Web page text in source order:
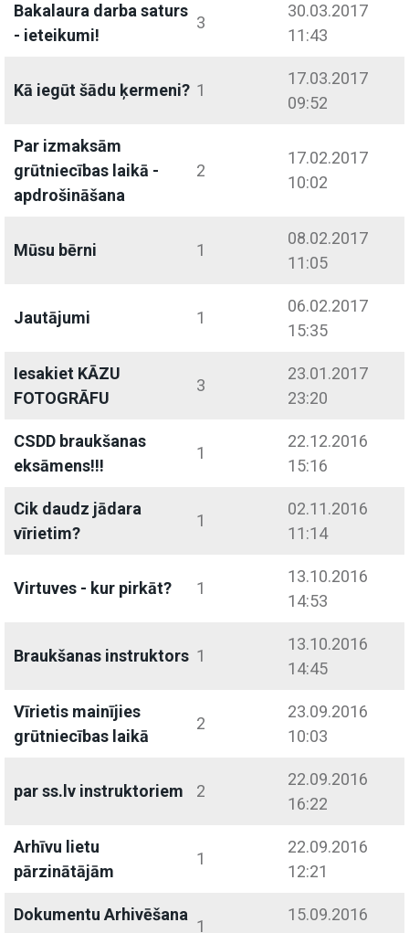
Bakalaura darba saturs
- ieteikumi!
3
30.03.2017
11:43
Kā iegūt šādu ķermeni? 1
17.03.2017
09:52
Par izmaksām
grūtniecības laikā -
apdrošināšana
2
17.02.2017
10:02
Mūsu bērni 1
08.02.2017
11:05
Jautājumi 1
06.02.2017
15:35
Iesakiet KĀZU
FOTOGRĀFU
3
23.01.2017
23:20
CSDD braukšanas
eksāmens!!!
1
22.12.2016
15:16
Cik daudz jādara
vīrietim?
1
02.11.2016
11:14
Virtuves - kur pirkāt? 1
13.10.2016
14:53
Braukšanas instruktors 1
13.10.2016
14:45
Vīrietis mainījies
grūtniecības laikā
2
23.09.2016
10:03
par ss.lv instruktoriem 2
22.09.2016
16:22
Arhīvu lietu
pārzinātājām
1
22.09.2016
12:21
Dokumentu Arhivēšana
1
15.09.2016